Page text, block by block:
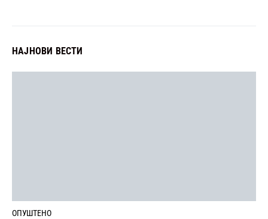
НАЈНОВИ ВЕСТИ
ОПУШТЕНО